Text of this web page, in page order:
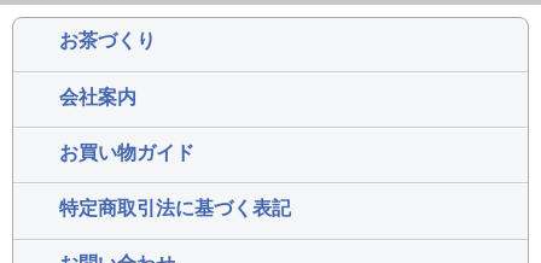
お茶づくり
会社案内
お買い物ガイド
特定商取引法に基づく表記